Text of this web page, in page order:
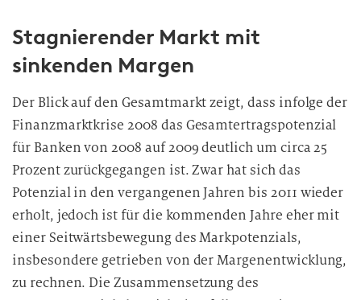
Stagnierender Markt mit
sinkenden Margen
Der Blick auf den Gesamtmarkt zeigt, dass infolge der
Finanzmarktkrise 2008 das Gesamtertragspotenzial
für Banken von 2008 auf 2009 deutlich um circa 25
Prozent zurückgegangen ist. Zwar hat sich das
Potenzial in den vergangenen Jahren bis 2011 wieder
erholt, jedoch ist für die kommenden Jahre eher mit
einer Seitwärtsbewegung des Markpotenzials,
insbesondere getrieben von der Margenentwicklung,
zu rechnen. Die Zusammensetzung des